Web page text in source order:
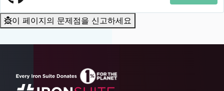
이 페이지의 문제점을 신고하세요